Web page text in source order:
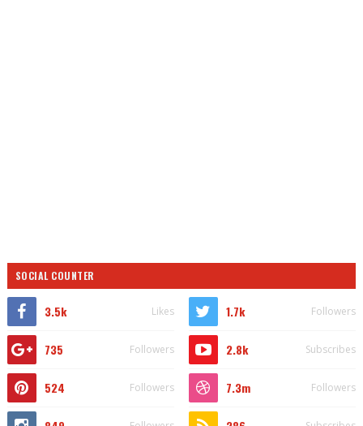
SOCIAL COUNTER
3.5k Likes 1.7k Followers
735 Followers 2.8k Subscribes
524 Followers 7.3m Followers